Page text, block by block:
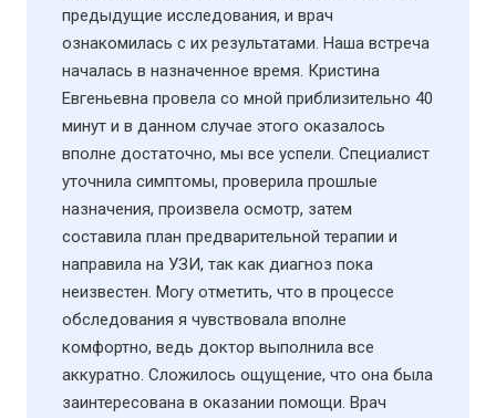
предыдущие исследования, и врач
ознакомилась с их результатами. Наша встреча
началась в назначенное время. Кристина
Евгеньевна провела со мной приблизительно 40
минут и в данном случае этого оказалось
вполне достаточно, мы все успели. Специалист
уточнила симптомы, проверила прошлые
назначения, произвела осмотр, затем
составила план предварительной терапии и
направила на УЗИ​, так как диагноз пока
неизвестен. Могу отметить, что в процессе
обследования я чувствовала вполне
комфортно, ведь доктор выполнила все
аккуратно. Сложилось ощущение, что она была
заинтересована в оказании помощи. Врач